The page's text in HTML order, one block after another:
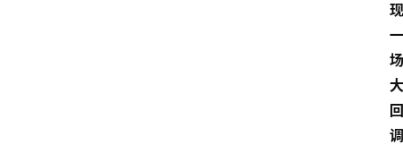
现
一
场
大
回
调